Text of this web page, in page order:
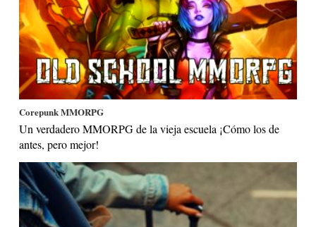
Corepunk MMORPG
Un verdadero MMORPG de la vieja escuela ¡Cómo los de
antes, pero mejor!